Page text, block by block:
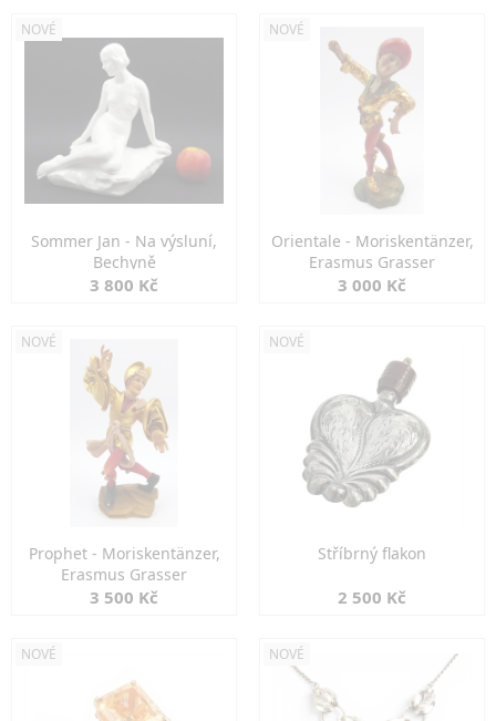
NOVÉ
Sommer Jan - Na výsluní,
Bechyně
3 800 Kč
NOVÉ
Orientale - Moriskentänzer,
Erasmus Grasser
3 000 Kč
NOVÉ
Prophet - Moriskentänzer,
Erasmus Grasser
3 500 Kč
NOVÉ
Stříbrný flakon
2 500 Kč
NOVÉ NOVÉ